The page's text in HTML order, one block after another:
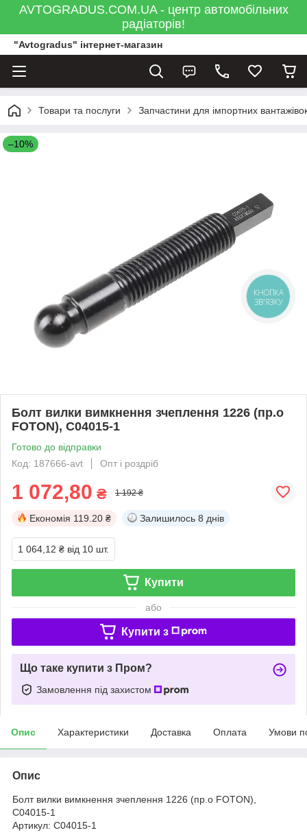
AVTOGRADUS.COM.UA - центр автомобільних
радіаторів!
"Avtogradus" інтернет-магазин
Товари та послуги Запчастини для імпортних
–10%
Болт вилки вимкнення зчеплення 1226 (пр.о
FOTON), C04015-1
Готово до відправки
Код: 187666-avt
Опт і роздріб
1 072,80 ₴ 1 192 ₴
Економія 119.20 ₴ Залишилось 8 днів
1 064,12 ₴ від 10 шт.
Купити
або
Купити з
Що таке купити з Пром?
Замовлення під захистом
Опис Характеристики Доставка Оплата Умови
Опис
Болт вилки вимкнення зчеплення 1226 (пр.о FOTON),
C04015-1
Артикул: C04015-1
КНОПКА
ЗВ'ЯЗКУ